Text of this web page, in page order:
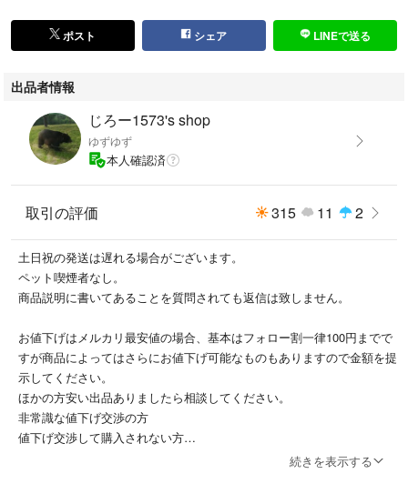
保管上または梱包でのシワはご了承ください
商品説明、商品画像と一部相違がある可能性があります。
購入後のクレームは対応しかねますので上記をしっかりとご理解いした上
でのご購入をお願いします。
管理用箱番号【25ｈ528】
ポスト シェア LINEで送る
出品者情報
じろー1573's shop
ゆずゆず
本人確認済
取引の評価 315 11 2
土日祝の発送は遅れる場合がございます。
ペット喫煙者なし。
商品説明に書いてあることを質問されても返信は致しません。
お値下げはメルカリ最安値の場合、基本はフォロー割一律100円までで
すが商品によってはさらにお値下げ可能なものもありますので金額を提
示してください。
ほかの方安い出品ありましたら相談してください。
非常識な値下げ交渉の方
値下げ交渉して購入されない方
続きを表示する